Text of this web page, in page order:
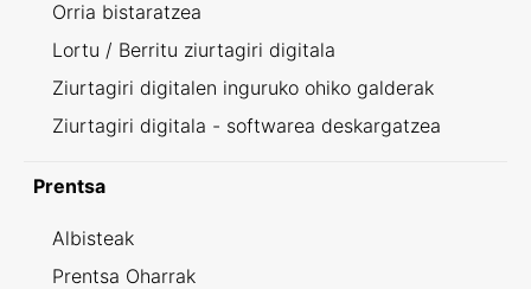
Orria bistaratzea
Lortu / Berritu ziurtagiri digitala
Ziurtagiri digitalen inguruko ohiko galderak
Ziurtagiri digitala - softwarea deskargatzea
Prentsa
Albisteak
Prentsa Oharrak